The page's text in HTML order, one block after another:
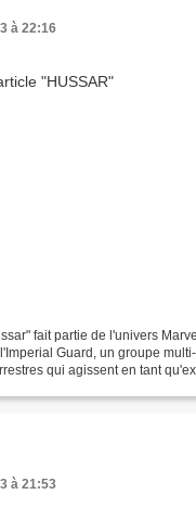
à 22:16
fait partie de l'univers
Guard, un groupe
qui agissent en tant
à 21:53